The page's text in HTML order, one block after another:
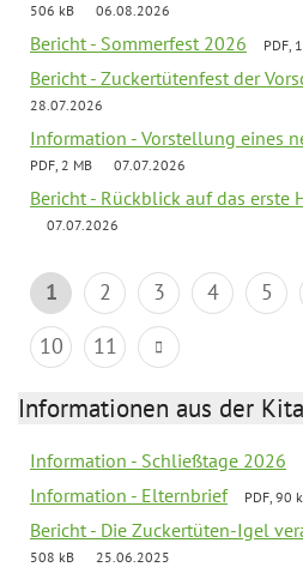
506 kB
06.08.2026
Bericht - Sommerfest 2026 PDF,
Bericht - Zuckertütenfest der
28.07.2026
Information - Vorstellung eines
PDF, 2 MB 07.07.2026
Bericht - Rückblick auf das erste
07.07.2026
1 2 3 4 5
10
11
Informationen aus der
Information - Schließtage 2026
Information - Elternbrief PDF, 90
Bericht - Die Zuckertüten-Igel
508 kB
25.06.2025